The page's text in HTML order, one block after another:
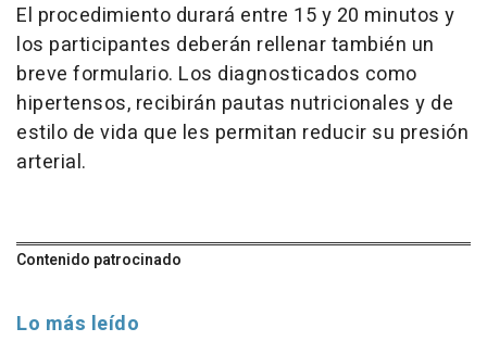
El procedimiento durará entre 15 y 20 minutos y
los participantes deberán rellenar también un
breve formulario. Los diagnosticados como
hipertensos, recibirán pautas nutricionales y de
estilo de vida que les permitan reducir su presión
arterial.
Contenido patrocinado
Lo más leído